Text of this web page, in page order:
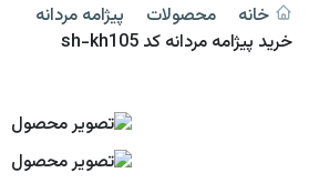
خانه محصولات
پیژامه مردانه
خرید پیژامه مردانه کد sh-kh105